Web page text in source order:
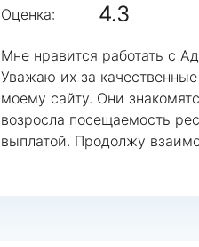
Оценка: 4.3
Мне нравится работать с
Уважаю их за
моему сайту. Они
возросла посещаемость
выплатой. Продолжу